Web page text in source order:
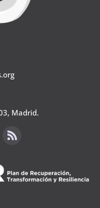
Madrid.